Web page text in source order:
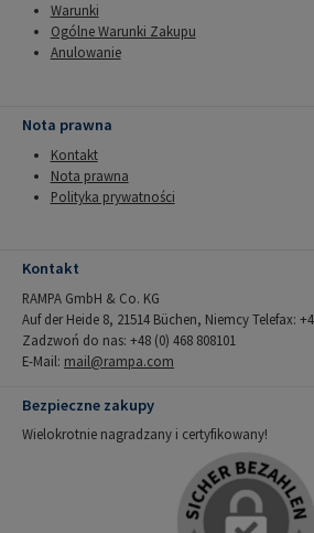
Warunki
Ogólne Warunki Zakupu
Anulowanie
Nota prawna
Kontakt
Nota prawna
Polityka prywatności
Kontakt
RAMPA GmbH & Co. KG
Auf der Heide 8, 21514 Büchen, Niemcy Telefax:
Zadzwoń do nas: +48 (0) 468 808101
E-Mail: mail@rampa.com
Bezpieczne zakupy
Wielokrotnie nagradzany i certyfikowany!